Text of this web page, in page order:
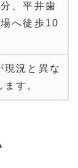
、平井歯
へ徒歩10
現況と異な
す。